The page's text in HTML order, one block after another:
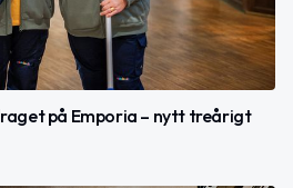
på Emporia – nytt treårigt